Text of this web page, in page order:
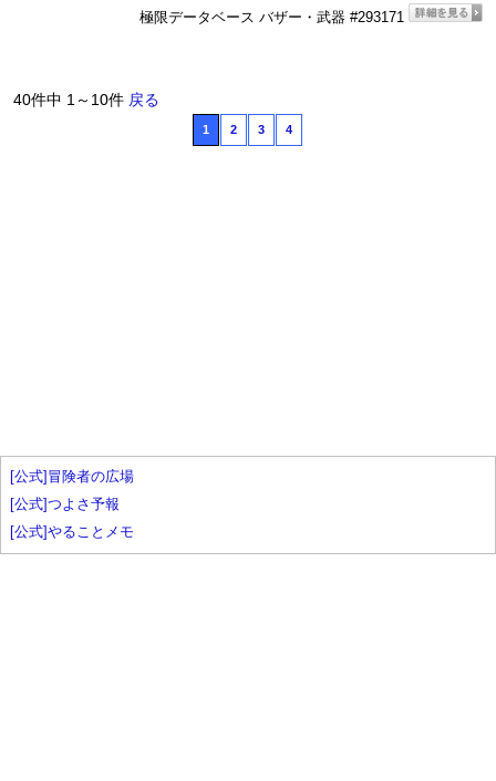
極限データベース バザー・武器 #293171
40件中 1～10件 戻る
1 2 3 4
[公式]冒険者の広場
[公式]つよさ予報
[公式]やることメモ